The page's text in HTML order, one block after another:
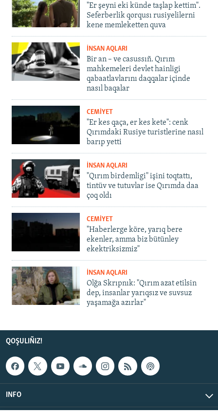
"Er şeyni eki künde taşlap kettim".
Seferberlik qorqusı rusiyelilerni
kene memleketten quva
İNSAN AQLARI
Bir an – ve casussıñ. Qırım
mahkemeleri devlet hainligi
qabaatlavlarını daqqalar içinde
nasıl baqalar
CEMİYET
"Er kes qaça, er kes kete": cenk
Qırımdaki Rusiye turistlerine nasıl
barıp yetti
İNSAN AQLARI
"Qırım birdemligi" işini toqtattı,
tintüv ve tutuvlar ise Qırımda daa
çoq oldı
CEMİYET
"Haberlerge köre, yarıq bere
ekenler, amma biz bütünley
ekektriksizmiz"
İNSAN AQLARI
Olğa Skrıpnık: "Qırım azat etilsin
dep, insanlar yarıqsız ve suvsuz
yaşamağa azırlar"
QOŞULIÑIZ!
INFO